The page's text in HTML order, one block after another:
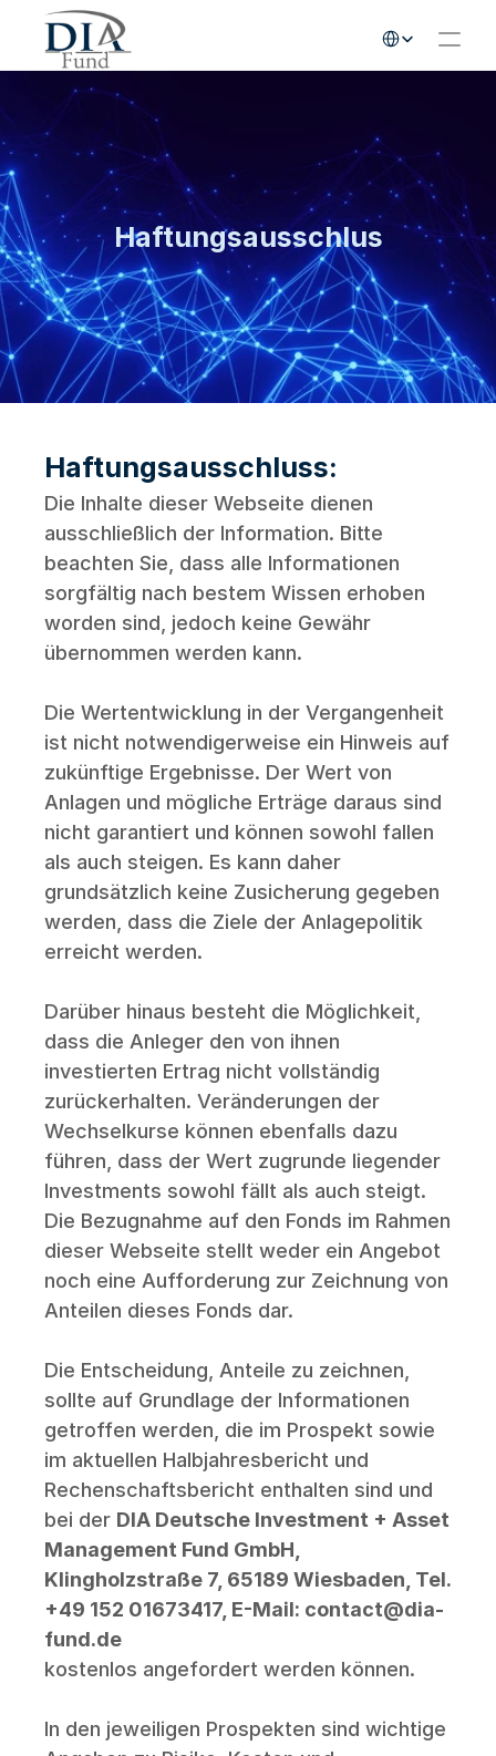
Unser Investmentansatz
Wachstumspartner werden
Unser Team
DIA Invest
Select Language
German Kontakt
Haftungsausschlus
Haftungsausschluss:
Die Inhalte dieser Webseite dienen
ausschließlich der Information. Bitte
beachten Sie, dass alle Informationen
sorgfältig nach bestem Wissen erhoben
worden sind, jedoch keine Gewähr
übernommen werden kann.
Die Wertentwicklung in der Vergangenheit
ist nicht notwendigerweise ein Hinweis auf
zukünftige Ergebnisse. Der Wert von
Anlagen und mögliche Erträge daraus sind
nicht garantiert und können sowohl fallen
als auch steigen. Es kann daher
grundsätzlich keine Zusicherung gegeben
werden, dass die Ziele der Anlagepolitik
erreicht werden.
Darüber hinaus besteht die Möglichkeit,
dass die Anleger den von ihnen
investierten Ertrag nicht vollständig
zurückerhalten. Veränderungen der
Wechselkurse können ebenfalls dazu
führen, dass der Wert zugrunde liegender
Investments sowohl fällt als auch steigt.
Die Bezugnahme auf den Fonds im Rahmen
dieser Webseite stellt weder ein Angebot
noch eine Aufforderung zur Zeichnung von
Anteilen dieses Fonds dar.
Die Entscheidung, Anteile zu zeichnen,
sollte auf Grundlage der Informationen
getroffen werden, die im Prospekt sowie
im aktuellen Halbjahresbericht und
Rechenschaftsbericht enthalten sind und
bei der DIA Deutsche Investment + Asset
Management Fund GmbH,
Klingholzstraße 7, 65189 Wiesbaden, Tel.
+49 152 01673417, E-Mail: contact@dia-
fund.de
kostenlos angefordert werden können.
In den jeweiligen Prospekten sind wichtige